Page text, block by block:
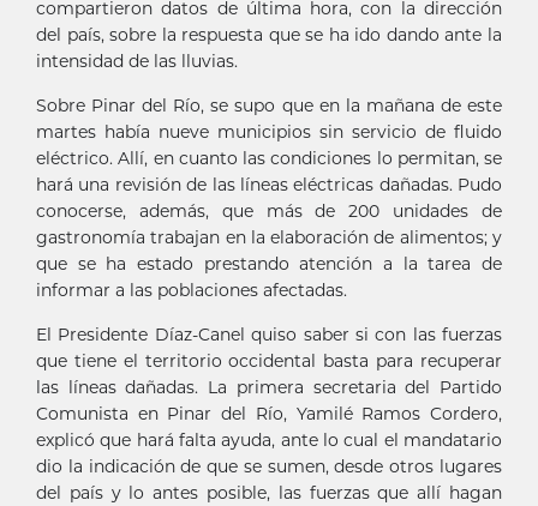
compartieron datos de última hora, con la dirección
del país, sobre la respuesta que se ha ido dando ante la
intensidad de las lluvias.
Sobre Pinar del Río, se supo que en la mañana de este
martes había nueve municipios sin servicio de fluido
eléctrico. Allí, en cuanto las condiciones lo permitan, se
hará una revisión de las líneas eléctricas dañadas. Pudo
conocerse, además, que más de 200 unidades de
gastronomía trabajan en la elaboración de alimentos; y
que se ha estado prestando atención a la tarea de
informar a las poblaciones afectadas.
El Presidente Díaz-Canel quiso saber si con las fuerzas
que tiene el territorio occidental basta para recuperar
las líneas dañadas. La primera secretaria del Partido
Comunista en Pinar del Río, Yamilé Ramos Cordero,
explicó que hará falta ayuda, ante lo cual el mandatario
dio la indicación de que se sumen, desde otros lugares
del país y lo antes posible, las fuerzas que allí hagan